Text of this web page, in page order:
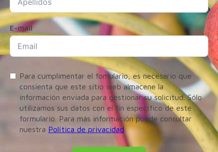
E-mail
Para cumplimentar el fomulario, es necesario que
consienta que este sitio web almacene la
información enviada para gestionar su solicitud. Sólo
utilizamos sus datos con el fin específico de este
formulario. Para más información puede consultar
nuestra Política de privacidad